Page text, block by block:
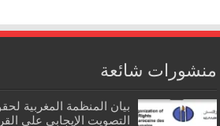
منشورات شائعة
بيان المنظمة المغربية
التصويت الإيجابي على